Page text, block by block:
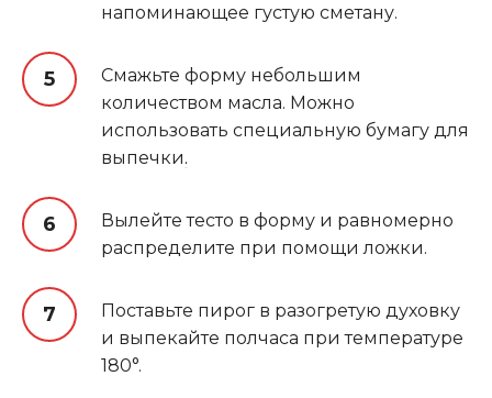
напоминающее густую сметану.
Смажьте форму небольшим
количеством масла. Можно
использовать специальную бумагу для
выпечки.
Вылейте тесто в форму и равномерно
распределите при помощи ложки.
Поставьте пирог в разогретую духовку
и выпекайте полчаса при температуре
180°.